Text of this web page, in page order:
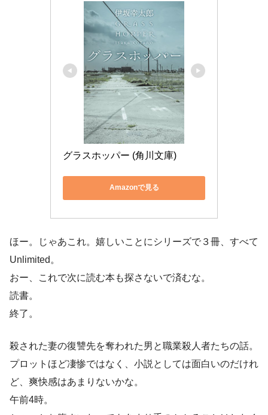
グラスホッパー (角川文庫)
Amazonで見る
ほー。じゃあこれ。嬉しいことにシリーズで３冊、すべて
Unlimited。
おー、これで次に読む本も探さないで済むな。
読書。
終了。
殺された妻の復讐先を奪われた男と職業殺人者たちの話。
プロットほど凄惨ではなく、小説としては面白いのだけれ
ど、爽快感はあまりないかな。
午前4時。